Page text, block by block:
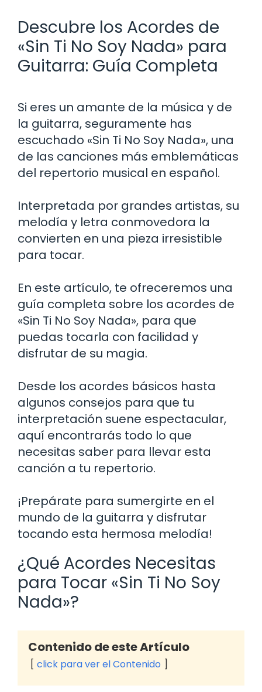
Descubre los Acordes de
«Sin Ti No Soy Nada» para
Guitarra: Guía Completa
Si eres un amante de la música y de
la guitarra, seguramente has
escuchado «Sin Ti No Soy Nada», una
de las canciones más emblemáticas
del repertorio musical en español.
Interpretada por grandes artistas, su
melodía y letra conmovedora la
convierten en una pieza irresistible
para tocar.
En este artículo, te ofreceremos una
guía completa sobre los acordes de
«Sin Ti No Soy Nada», para que
puedas tocarla con facilidad y
disfrutar de su magia.
Desde los acordes básicos hasta
algunos consejos para que tu
interpretación suene espectacular,
aquí encontrarás todo lo que
necesitas saber para llevar esta
canción a tu repertorio.
¡Prepárate para sumergirte en el
mundo de la guitarra y disfrutar
tocando esta hermosa melodía!
¿Qué Acordes Necesitas
para Tocar «Sin Ti No Soy
Nada»?
Contenido de este Artículo
click para ver el Contenido